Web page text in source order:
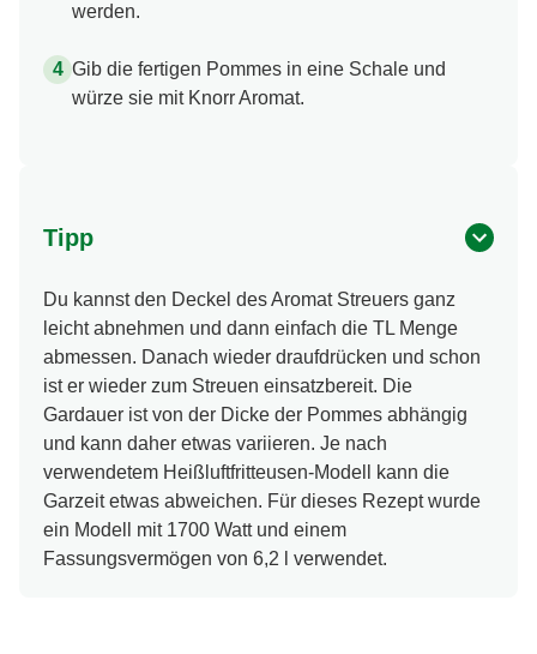
werden.
Gib die fertigen Pommes in eine Schale und
würze sie mit Knorr Aromat.
Tipp
Du kannst den Deckel des Aromat Streuers ganz
leicht abnehmen und dann einfach die TL Menge
abmessen. Danach wieder draufdrücken und schon
ist er wieder zum Streuen einsatzbereit. Die
Gardauer ist von der Dicke der Pommes abhängig
und kann daher etwas variieren. Je nach
verwendetem Heißluftfritteusen-Modell kann die
Garzeit etwas abweichen. Für dieses Rezept wurde
ein Modell mit 1700 Watt und einem
Fassungsvermögen von 6,2 l verwendet.